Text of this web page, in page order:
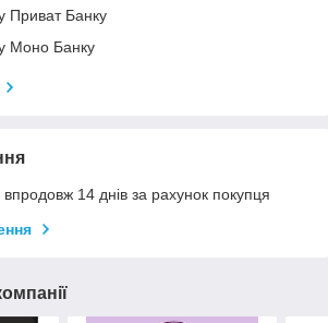
Приват Банку
Моно Банку
14 днів за рахунок покупця